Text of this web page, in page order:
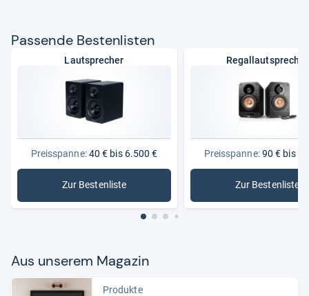
Pas­sende Bes­ten­lis­ten
Lautsprecher
Preisspanne:40 € bis 6.500 €
Zur Bestenliste
: Lautsprecher
Regallautsprecher
Preisspanne:90 € bis
Zur Bestenliste
:
Aus unse­rem Maga­zin
Produkte